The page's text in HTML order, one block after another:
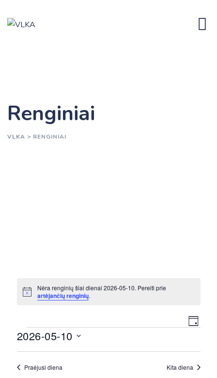
Renginiai
VLKA > RENGINIAI
Notice
Nėra renginių šiai dienai 2026-05-10. Pereiti prie
artėjančių renginių.
DIENA
Renginiai
2026-05-10
Pasirinkti
datą
Praėjusi diena Kita diena